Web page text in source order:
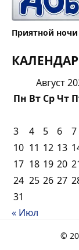
Приятной
Август
Пн Вт СрЧт
3
4 5 6 7
10 11 12 13
17 18 19 20
24 25 26 27
31
« Июл
©